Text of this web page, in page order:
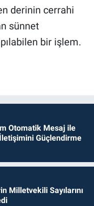
derinin cerrahi
sünnet
bir işlem.
Otomatik Mesaj ile
Güçlendirme
Milletvekili Sayılarını